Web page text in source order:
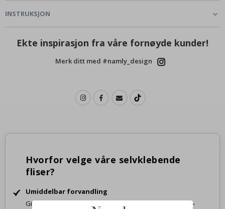
INSTRUKSJON
Ekte inspirasjon fra våre fornøyde kunder!
Merk ditt med #namly_design
Hvorfor velge våre selvklebende
fliser?
Umiddelbar forvandling
Gi rommet ditt et nytt utseende på bare noen minutter –